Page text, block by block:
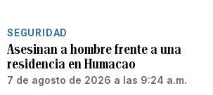
SEGURIDAD
Asesinan a hombre frente a una
residencia en Humacao
7 de agosto de 2026 a las 9:24 a.m.